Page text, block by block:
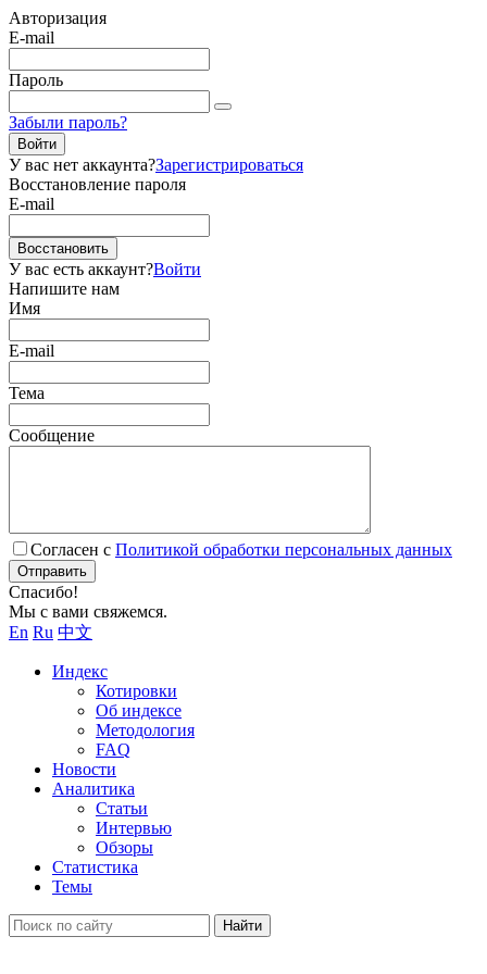
Авторизация
E-mail
Пароль
Забыли пароль?
Войти
У вас нет аккаунта?Зарегистрироваться
Восстановление пароля
E-mail
Восстановить
У вас есть аккаунт?Войти
Напишите нам
Имя
E-mail
Тема
Сообщение
Согласен с Политикой обработки персональных данных
Отправить
Спасибо!
Мы с вами свяжемся.
En Ru 中文
Индекс
Котировки
Об индексе
Методология
FAQ
Новости
Аналитика
Статьи
Интервью
Обзоры
Статистика
Темы
Найти